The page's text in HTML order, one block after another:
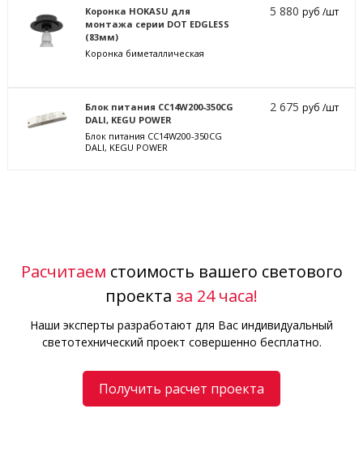
Коронка HOKASU для
монтажа серии DOT EDGLESS
(83мм)
Коронка биметаллическая
5 880руб /шт
Блок питания CC14W200-350CG
DALI, KEGU POWER
Блок питания CC14W200-350CG
DALI, KEGU POWER
2 675руб /шт
Расчитаем стоимость вашего светового
проекта за 24 часа!
Наши эксперты разработают для Вас индивидуальный
светотехнический проект совершенно бесплатно.
Получить расчет проекта